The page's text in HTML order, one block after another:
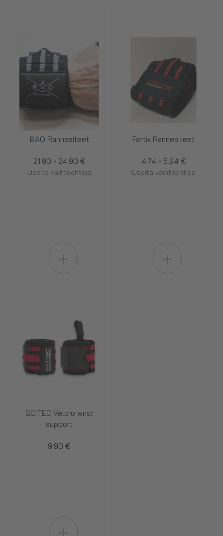
BAO Rannesiteet
21.90 - 24.90 €
Useita vaihtoehtoja
Fortix Rannesiteet
4.74 - 5.94 €
Useita vaihtoehtoja
SCITEC Velcro wrist
support
9.90 €